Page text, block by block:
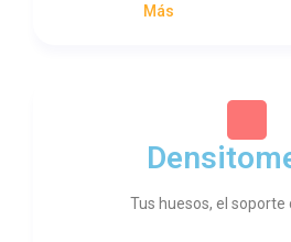
Más
Tus huesos, el soporte